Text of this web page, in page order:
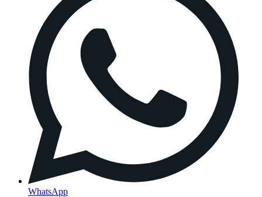
WhatsApp